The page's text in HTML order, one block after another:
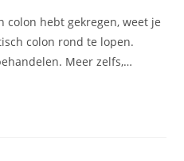
colon hebt gekregen, weet je
colon rond te lopen.
Meer zelfs,…